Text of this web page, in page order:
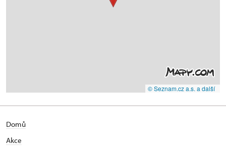
© Seznam.cz a.s. a další
Domů
Akce